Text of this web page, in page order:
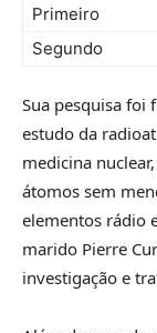
Primeiro
Segundo
Sua pesquisa foi
estudo da
medicina
átomos sem
elementos rádio
marido Pierre
investigação e